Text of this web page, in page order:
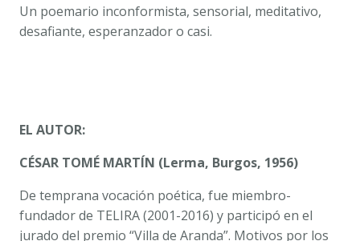
Un poemario inconformista, sensorial, meditativo,
desafiante, esperanzador o casi.
EL AUTOR:
CÉSAR TOMÉ MARTÍN (Lerma, Burgos, 1956)
De temprana vocación poética, fue miembro-
fundador de TELIRA (2001-2016) y participó en el
jurado del premio “Villa de Aranda”. Motivos por los